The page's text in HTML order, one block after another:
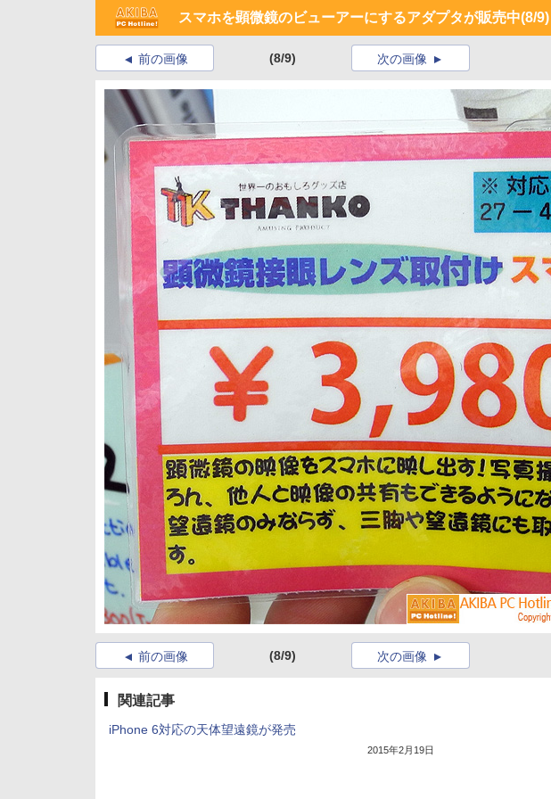
スマホを顕微鏡のビューアーにするアダプタが販売中(8/9)
前の画像 (8/9) 次の画像
前の画像 (8/9) 次の画像
関連記事
iPhone 6対応の天体望遠鏡が発売
2015年2月19日